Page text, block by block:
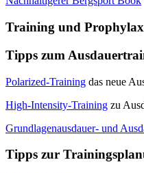
Training und
Tipps zum
Polarized-Training das neue
High-Intensity-Training zu
Grundlagenausdauer- und
Tipps zur